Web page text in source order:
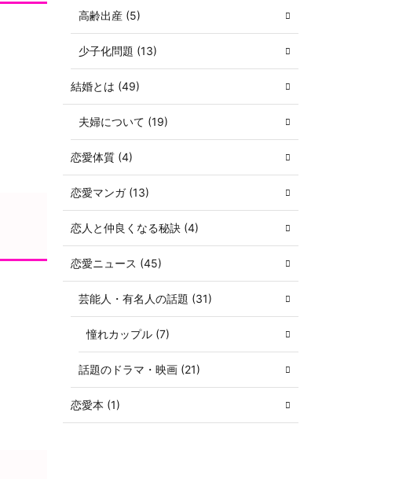
高齢出産 (5)
少子化問題 (13)
結婚とは (49)
夫婦について (19)
恋愛体質 (4)
恋愛マンガ (13)
恋人と仲良くなる秘訣 (4)
恋愛ニュース (45)
芸能人・有名人の話題 (31)
憧れカップル (7)
話題のドラマ・映画 (21)
恋愛本 (1)